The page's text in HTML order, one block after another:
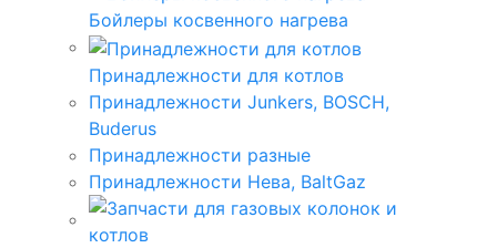
Бойлеры косвенного нагрева
Принадлежности для котлов
Принадлежности Junkers, BOSCH,
Buderus
Принадлежности разные
Принадлежности Нева, BaltGaz